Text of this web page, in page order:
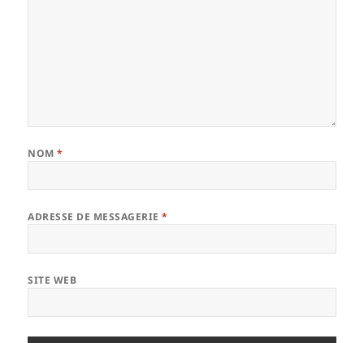
NOM*
ADRESSE DE MESSAGERIE*
SITE WEB